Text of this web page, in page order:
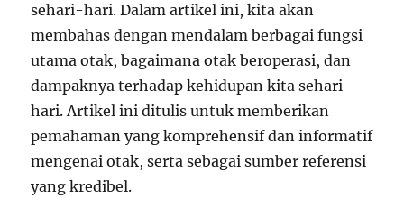
sehari-hari. Dalam artikel ini, kita akan
membahas dengan mendalam berbagai fungsi
utama otak, bagaimana otak beroperasi, dan
dampaknya terhadap kehidupan kita sehari-
hari. Artikel ini ditulis untuk memberikan
pemahaman yang komprehensif dan informatif
mengenai otak, serta sebagai sumber referensi
yang kredibel.